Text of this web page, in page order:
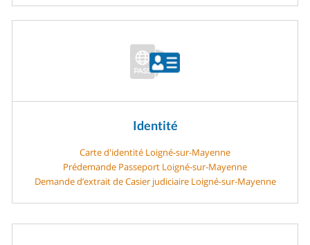
Identité
Carte d'identité Loigné-sur-Mayenne
Prédemande Passeport Loigné-sur-Mayenne
Demande d’extrait de Casier judiciaire Loigné-sur-Mayenne